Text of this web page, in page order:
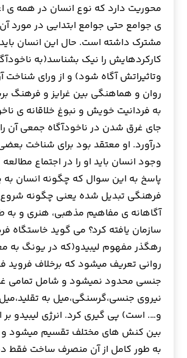
محوريت دارد كه نوع انسان در همه ي
ي جوامع حتي جوامع ابتدايي در مورد
مشترك داشته است. حال اين انسان
كاركردهايش را نيك بشناسد(به
وتاثيراتش آگاه شود) و از وراي شناخت
روان و هماهنگي بين غرايز و فرهنگ
به فردانيت خويش و نبوغ خلاقانه ي
جاي غرق شدن در ناخودآگاه جمعي آن
درآورد. او معتقد بود براي شناخت
وجود انسان بايد او را در اجتماع
پاسخ به اين سوال كه چگونه انسان
فرهنگي تبديل شده يعني چگونه
آگاهانه ي مفاهيم مذهبي، هنري و به
سازمان يافته كرد؟ مي گويد خاستگاه
رهگذر مفهوم ليبيدو(كه در يونگ به
رواني تعريف ميشود كه برخلاف فرويد
جنسي محدود نميشود و شامل تمامي
نيروي جنسي،گرسنگي،ميل به
و…. است) پي گيري كرد. انرژي ليبيدو
بين كنش هاي مختلف تقسيم ميشود و
به طور كامل از آن منصرف ساخت فقط